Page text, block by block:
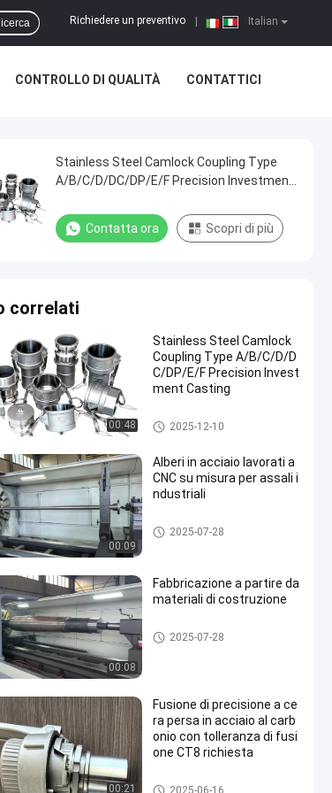
Italian
Richiedere un preventivo
CONTROLLO DI QUALITÀ CONTATTICI
Stainless Steel Camlock Coupling Type
A/B/C/D/DC/DP/E/F Precision Investment
Contatta ora Scopri di più
correlati
00:48
Stainless Steel Camlock
Coupling Type A/B/C/D/D
C/DP/E/F Precision Invest
ment Casting
Colata di investimento di preci
sione
2025-12-10
00:09
Alberi in acciaio lavorati a
CNC su misura per assali i
ndustriali
Colata di investimento di preci
sione
2025-07-28
00:08
Fabbricazione a partire da
materiali di costruzione
Colata di investimento di preci
sione
2025-07-28
00:21
Fusione di precisione a ce
ra persa in acciaio al carb
onio con tolleranza di fusi
one CT8 richiesta
Colata di investimento di preci
2025-06-16